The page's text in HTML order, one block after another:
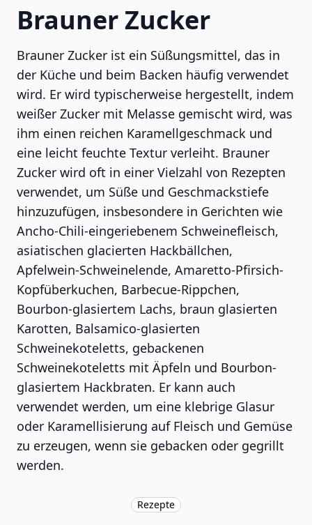
Brauner Zucker
Brauner Zucker ist ein Süßungsmittel, das in
der Küche und beim Backen häufig verwendet
wird. Er wird typischerweise hergestellt, indem
weißer Zucker mit Melasse gemischt wird, was
ihm einen reichen Karamellgeschmack und
eine leicht feuchte Textur verleiht. Brauner
Zucker wird oft in einer Vielzahl von Rezepten
verwendet, um Süße und Geschmackstiefe
hinzuzufügen, insbesondere in Gerichten wie
Ancho-Chili-eingeriebenem Schweinefleisch,
asiatischen glacierten Hackbällchen,
Apfelwein-Schweinelende, Amaretto-Pfirsich-
Kopfüberkuchen, Barbecue-Rippchen,
Bourbon-glasiertem Lachs, braun glasierten
Karotten, Balsamico-glasierten
Schweinekoteletts, gebackenen
Schweinekoteletts mit Äpfeln und Bourbon-
glasiertem Hackbraten. Er kann auch
verwendet werden, um eine klebrige Glasur
oder Karamellisierung auf Fleisch und Gemüse
zu erzeugen, wenn sie gebacken oder gegrillt
werden.
Rezepte